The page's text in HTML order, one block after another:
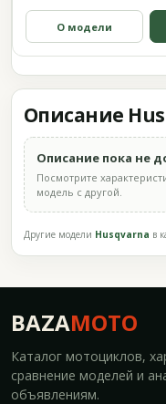
О модели
Описание
Описание пока не
Посмотрите
модель с другой.
Другие модели Husqvarna в
BAZAMOTO
Каталог мотоциклов,
сравнение моделей и
объявлениям.